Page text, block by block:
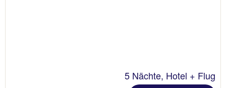
5 Nächte, Hotel + Flug